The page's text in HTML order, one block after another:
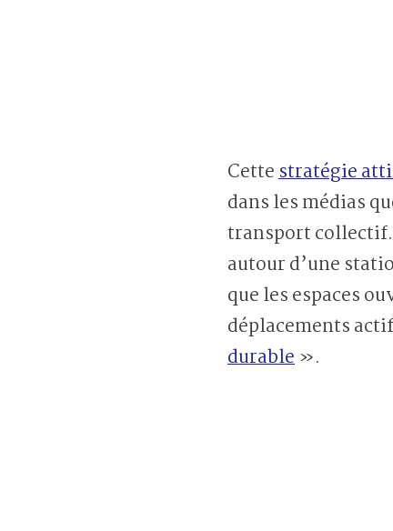
Cettestratégie
dans les médias
transport collectif.
autour d’une
que les espaces
déplacements
durable».